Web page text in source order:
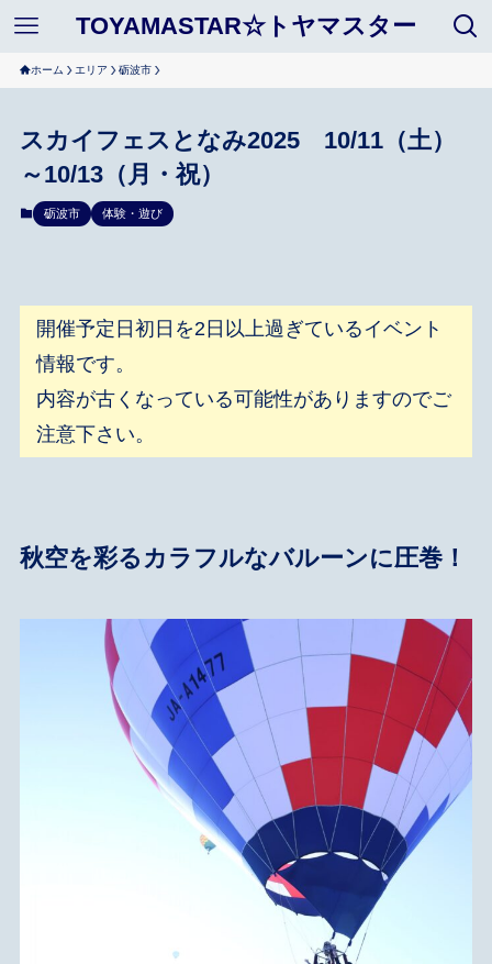
TOYAMASTAR☆トヤマスター
ホーム エリア 砺波市
スカイフェスとなみ2025 10/11（土）
～10/13（月・祝）
砺波市 体験・遊び
開催予定日初日を2日以上過ぎているイベント
情報です。
内容が古くなっている可能性がありますのでご
注意下さい。
秋空を彩るカラフルなバルーンに圧巻！